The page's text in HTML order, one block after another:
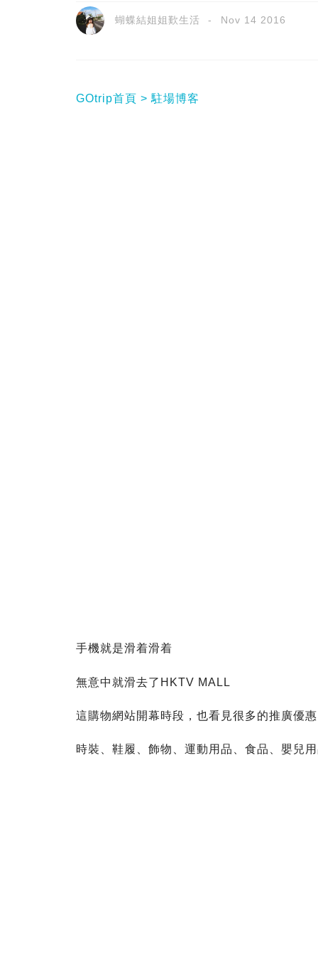
蝴蝶結姐姐歎生活 Nov 14 2016
GOtrip首頁 駐場博客
手機就是滑着滑着
無意中就滑去了HKTV MALL
這購物網站開幕時段，也看見很多的推廣優惠
時裝、鞋履、飾物、運動用品、食品、嬰兒